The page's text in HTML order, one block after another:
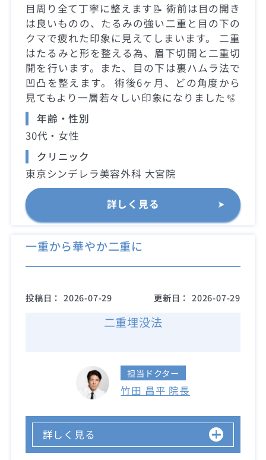
目周り全て丁寧に整えます📝 術前は目の開き
は良いものの、たるみの強い二重と目の下の
クマで疲れた印象に見えてしまいます。 二重
はたるみと形を整える為、眉下切開と二重切
開を行います。また、目の下は裏ハムラ法で
凹凸を整えます。 術後6ヶ月、どの角度から
見てもより一層若々しい印象になりました🫧
年齢・性別
30代・女性
クリニック
東京シンデレラ美容外科 大宮院
詳しく見る
一重から華やか二重に
投稿日： 2026-07-29 更新日： 2026-07-29
二重埋没法
担当ドクター
竹田 昌平 院長
詳しく見る